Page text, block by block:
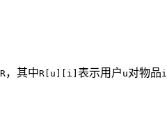
R，其中R[u][i] 表示用户 u对物品i